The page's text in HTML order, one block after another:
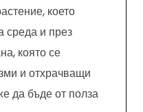
което
среда и през
която се
и отхрачващи
да бъде от полза